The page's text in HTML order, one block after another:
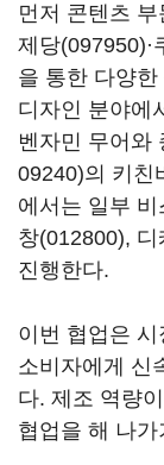
먼저 콘텐츠
제당(097950)
을 통한 다양
디자인 분야에
벤자민 무어와
09240)의 키친
에서는 일부
창(012800), 디
진행한다.
이번 협업은
소비자에게 신
다. 제조 역량
협업을 해 나